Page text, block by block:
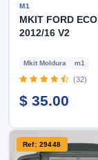
M1
MKIT FORD
2012/16 V2
Mkit Moldura m1
(32)
$ 35.00
Ref: 29448